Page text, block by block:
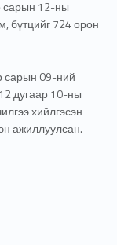
сарын 12-ны
бүтцийг 724 орон
сарын 09-ний
дугаар 10-ны
хийлгэсэн
ажиллуулсан.